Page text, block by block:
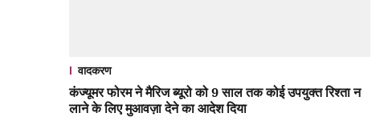
वादकरण
कंज्यूमर फोरम ने मैरिज ब्यूरो को 9 साल तक कोई उपयुक्त रिश्ता न
लाने के लिए मुआवज़ा देने का आदेश दिया